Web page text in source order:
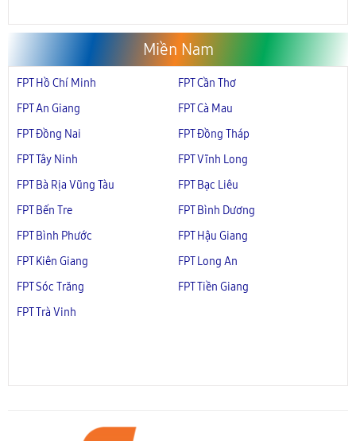
Miền Nam
FPT Hồ Chí Minh
FPT Cần Thơ
FPT An Giang
FPT Cà Mau
FPT Đồng Nai
FPT Đồng Tháp
FPT Tây Ninh
FPT Vĩnh Long
FPT Bà Rịa Vũng Tàu
FPT Bạc Liêu
FPT Bến Tre
FPT Bình Dương
FPT Bình Phước
FPT Hậu Giang
FPT Kiên Giang
FPT Long An
FPT Sóc Trăng
FPT Tiền Giang
FPT Trà Vinh